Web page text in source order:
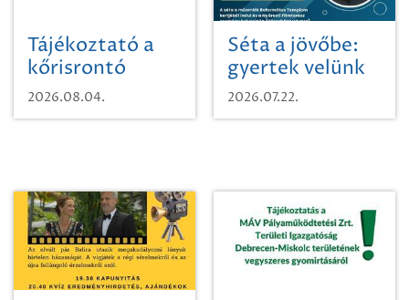
Tájékoztató a
kőrisrontó
karcsúdíszbogárról
2026.08.04.
Séta a jövőbe:
gyertek velünk
egy városi
időutazásra!
2026.07.22.